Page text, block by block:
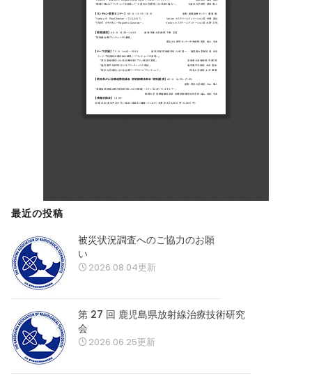
最近の投稿
被災状況調査へのご協力のお願
い
2026.08.04更新
第 27 回 鹿児島県放射線治療技術研究
会
2026.06.25更新